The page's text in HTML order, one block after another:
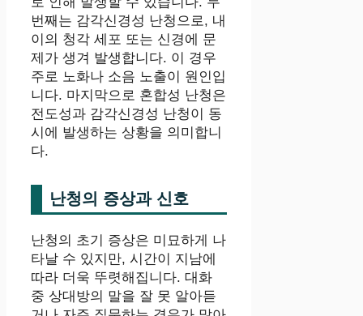
번째는 감각신경성 난청으로, 내
이의 청각 세포 또는 신경에 문
제가 생겨 발생합니다. 이 경우
주로 노화나 소음 노출이 원인입
니다. 마지막으로 혼합성 난청은
전도성과 감각신경성 난청이 동
시에 발생하는 상황을 의미합니
다.
난청의 증상과 신호
난청의 초기 증상은 미묘하게 나
타날 수 있지만, 시간이 지남에
따라 더욱 뚜렷해집니다. 대화
중 상대방의 말을 잘 못 알아듣